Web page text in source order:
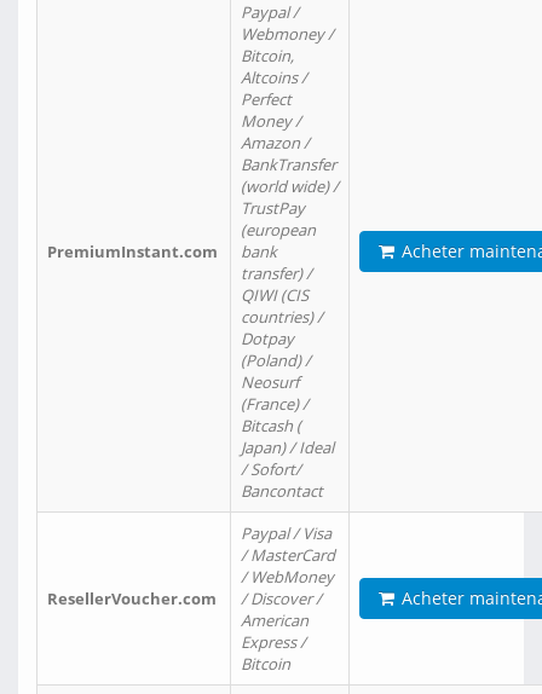
PremiumInstant.com
Paypal /
Webmoney /
Bitcoin,
Altcoins /
Perfect
Money /
Amazon /
BankTransfer
(world wide) /
TrustPay
(european
bank
transfer) /
QIWI (CIS
countries) /
Dotpay
(Poland) /
Neosurf
(France) /
Bitcash (
Japan) / Ideal
/ Sofort/
Bancontact
Acheter
ResellerVoucher.com
Paypal / Visa
/ MasterCard
/ WebMoney
/ Discover /
American
Express /
Bitcoin
Acheter